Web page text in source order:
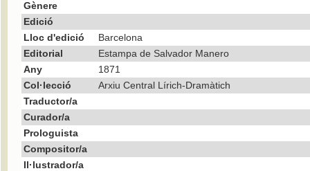
Gènere
Edició
Lloc d'edició
Barcelona
Editorial
Estampa de Salvador Manero
Any
1871
Col·lecció
Arxiu Central Lírich-Dramàtich
Traductor/a
Curador/a
Prologuista
Compositor/a
Il·lustrador/a